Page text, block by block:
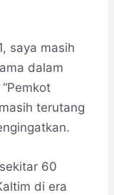
saya masih
dalam
terutang
60
di era